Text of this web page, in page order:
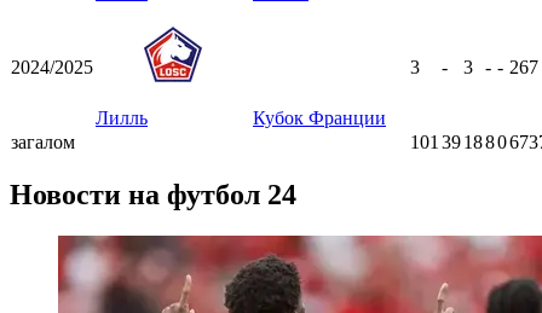
2024/2025
Лилль Кубок Франции
3 - 3 - - 267
загалом 101 391880
Новости на футбол 24